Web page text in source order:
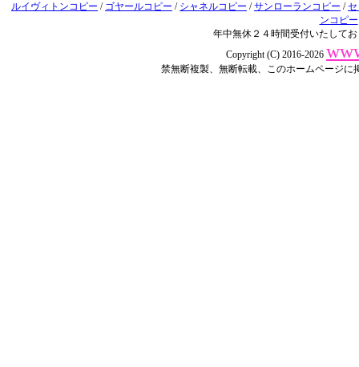
ルイヴィトンコピー / ゴヤールコピー / シャネルコピー /サンローランコピー /
ンコピー
年中無休２４時間受付いたして
Copyright (C) 2016-2026
禁無断複製、無断転載、このホームページ